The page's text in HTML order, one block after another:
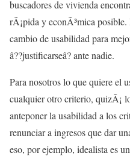
buscadores de vivienda
rÃ¡pida y econÃ³mica
cambio de usabilidad para
â??justificarseâ? ante nadie.
Para nosotros lo que quiere el
cualquier otro criterio, quizÃ¡
anteponer la usabilidad a los
renunciar a ingresos que dar
eso, por ejemplo, idealista es